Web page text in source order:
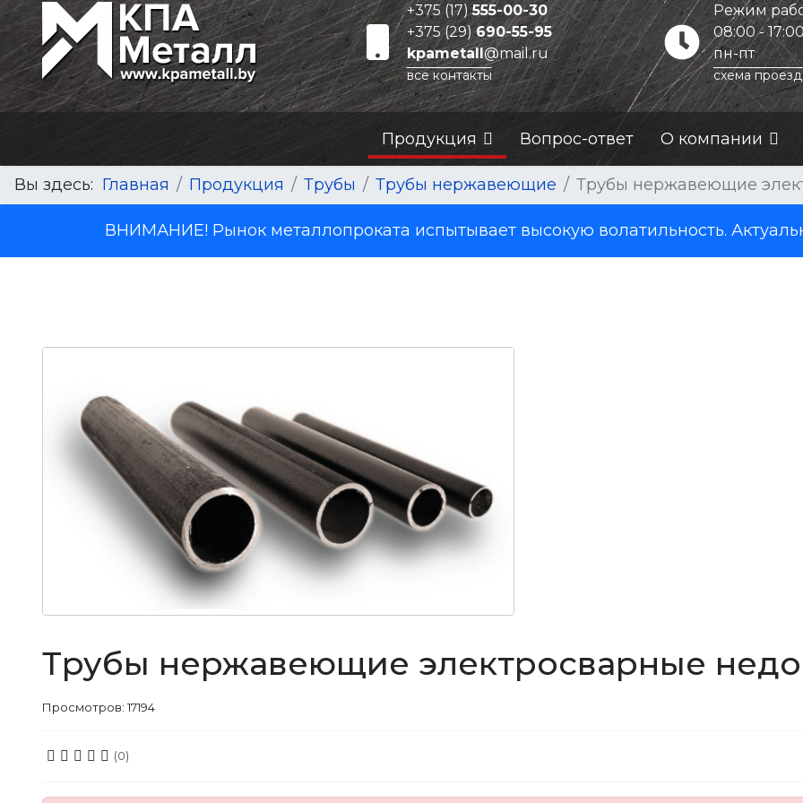
+375 (17)555-00-30
+375 (29)690-55-95
kpametall@mail.ru
все контакты
Режим
08:00 -
пн-пт
схема
Продукция Вопрос-ответ О компании
Вы здесь: Главная Продукция Трубы Трубы нержавеющие Трубы нержавеющие
ВНИМАНИЕ! Рынок металлопроката испытывает высокую волатильность.
Трубы нержавеющие электросварные
Просмотров: 17194
(0)